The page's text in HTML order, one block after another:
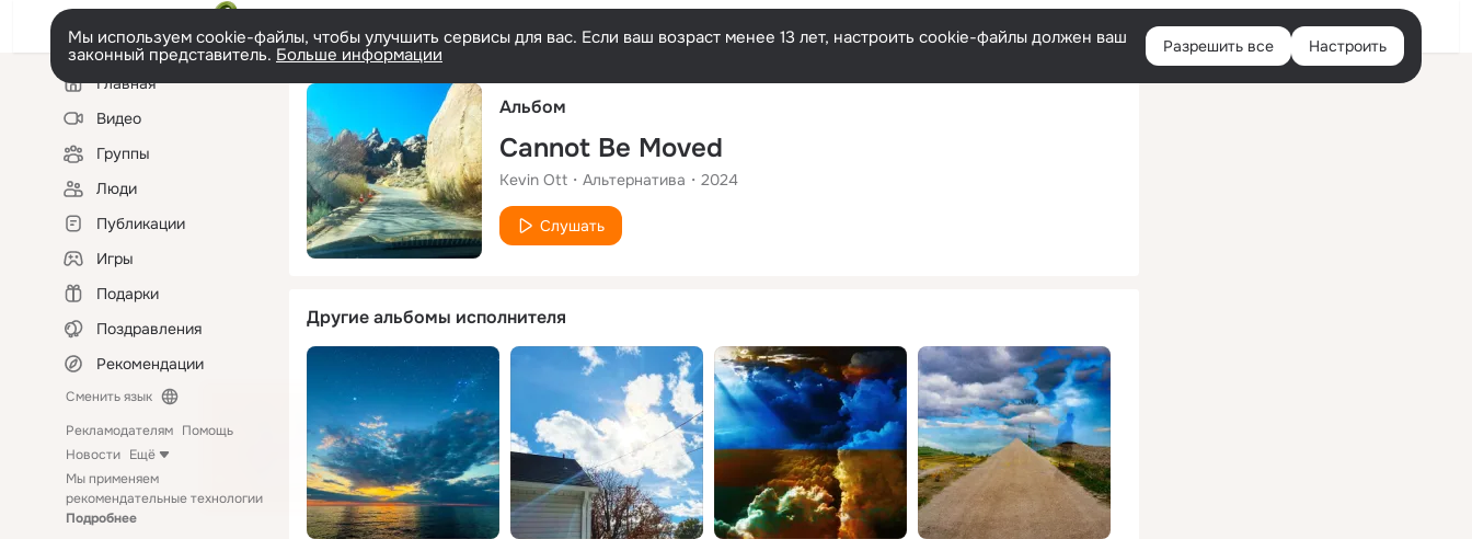
Русский Войти
Мы используем cookie-файлы, чтобы улучшить сервисы для вас. Если ваш возраст менее 13 лет, настроить cookie-файлы должен ваш
законный представитель. Больше информации Разрешить все Настроить
Левая
колонкаГлавная
Видео
Группы
Люди
Публикации
Игры
Подарки
Поздравления
Рекомендации
Сменить язык
Рекламодателям Помощь
Новости Ещё
Мы применяем
рекомендательные технологии
Подробнее
Альбом
Cannot Be Moved
Kevin Ott Альтернатива 2024
Слушать
Другие альбомы исполнителя